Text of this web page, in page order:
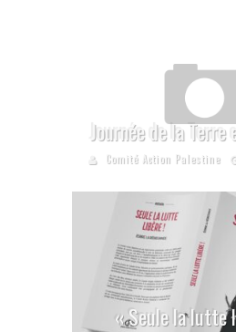
Journée de la
Comité Action Palestine
« Seule la lutte